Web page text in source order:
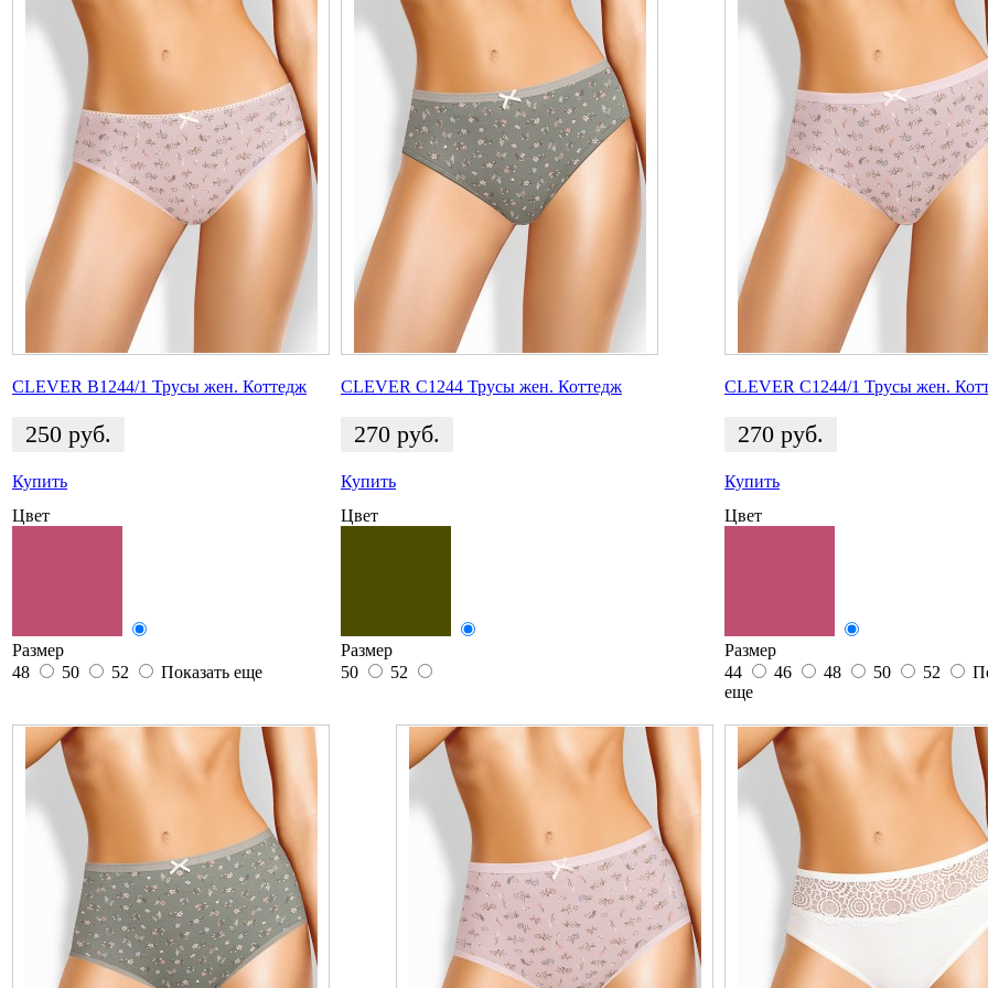
CLEVER B1244/1 Трусы жен. Коттедж
250 руб.
Купить
Цвет
Размер
48
50 52 Показать еще
CLEVER C1244 Трусы жен. Коттедж
270 руб.
Купить
Цвет
Размер
50
52
CLEVER C1244/1 Трусы жен.
270 руб.
Купить
Цвет
Размер
44
46 48 50 52
еще